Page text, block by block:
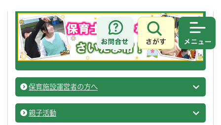
お問合せ
さがす
保育施設運営者の方へ
保育所
親子活動
保育所